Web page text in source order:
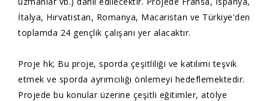
İtalya, Hırvatistan, Romanya, Macaristan ve Türkiye'den
toplamda 24 gençlik çalışanı yer alacaktır.
Proje hk; Bu proje, sporda çeşitliliği ve katılımı teşvik
etmek ve sporda ayrımcılığı önlemeyi hedeflemektedir.
Projede bu konular üzerine çeşitli eğitimler, atölye